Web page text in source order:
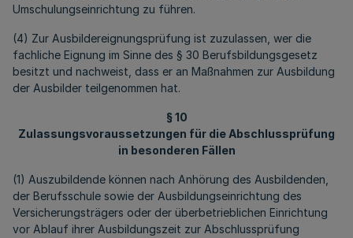
Umschulungseinrichtung zu führen.
(4) Zur Ausbildereignungsprüfung ist zuzulassen, wer die
fachliche Eignung im Sinne des § 30 Berufsbildungsgesetz
besitzt und nachweist, dass er an Maßnahmen zur Ausbildung
der Ausbilder teilgenommen hat.
§ 10
Zulassungsvoraussetzungen für die Abschlussprüfung
in besonderen Fällen
(1) Auszubildende können nach Anhörung des Ausbildenden,
der Berufsschule sowie der Ausbildungseinrichtung des
Versicherungsträgers oder der überbetrieblichen Einrichtung
vor Ablauf ihrer Ausbildungszeit zur Abschlussprüfung